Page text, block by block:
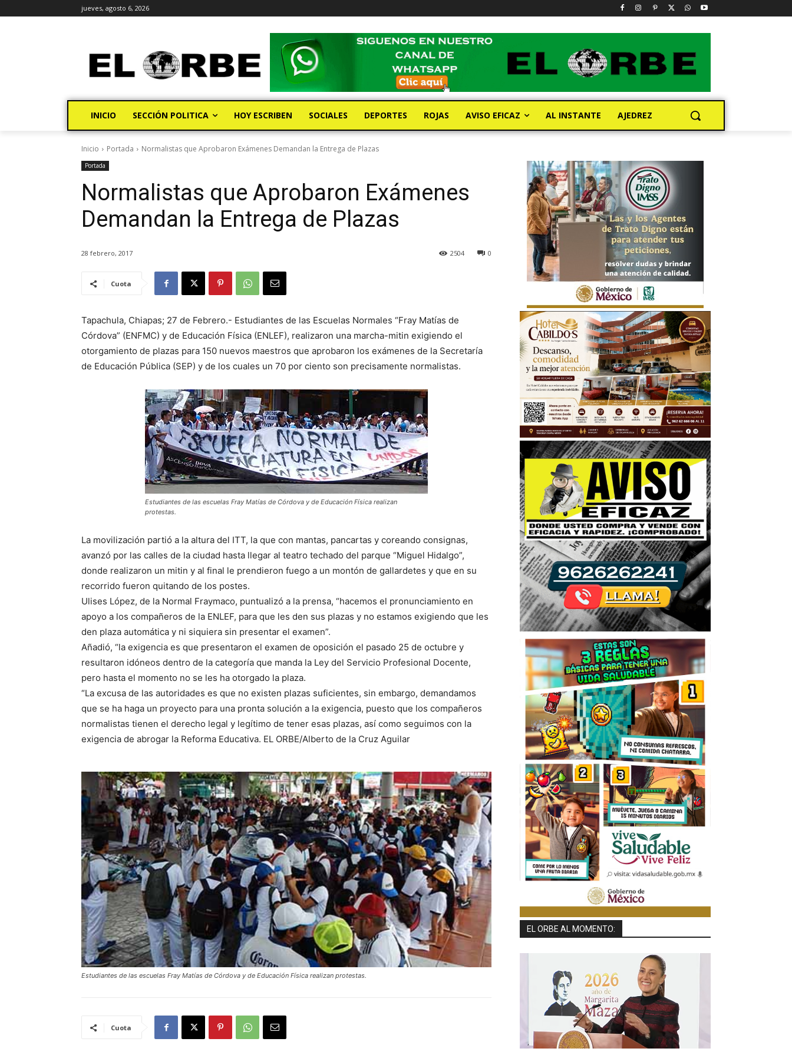
jueves, agosto 6, 2026
INICIO SECCIÓN POLITICA HOY ESCRIBEN SOCIALES DEPORTES ROJAS AVISO EFICAZ AL INSTANTE AJEDREZ
Inicio Portada Normalistas que Aprobaron Exámenes Demandan la Entrega de Plazas
Portada
Normalistas que Aprobaron Exámenes
Demandan la Entrega de Plazas
28 febrero, 2017 0
2504
Cuota
Tapachula, Chiapas; 27 de Febrero.- Estudiantes de las Escuelas Normales “Fray Matías de
Córdova” (ENFMC) y de Educación Física (ENLEF), realizaron una marcha-mitin exigiendo el
otorgamiento de plazas para 150 nuevos maestros que aprobaron los exámenes de la Secretaría
de Educación Pública (SEP) y de los cuales un 70 por ciento son precisamente normalistas.
Estudiantes de las escuelas Fray Matías de Córdova y de Educación Física realizan
protestas.
La movilización partió a la altura del ITT, la que con mantas, pancartas y coreando consignas,
avanzó por las calles de la ciudad hasta llegar al teatro techado del parque “Miguel Hidalgo”,
donde realizaron un mitin y al final le prendieron fuego a un montón de gallardetes y que en su
recorrido fueron quitando de los postes.
Ulises López, de la Normal Fraymaco, puntualizó a la prensa, “hacemos el pronunciamiento en
apoyo a los compañeros de la ENLEF, para que les den sus plazas y no estamos exigiendo que les
den plaza automática y ni siquiera sin presentar el examen”.
Añadió, “la exigencia es que presentaron el examen de oposición el pasado 25 de octubre y
resultaron idóneos dentro de la categoría que manda la Ley del Servicio Profesional Docente,
pero hasta el momento no se les ha otorgado la plaza.
“La excusa de las autoridades es que no existen plazas suficientes, sin embargo, demandamos
que se ha haga un proyecto para una pronta solución a la exigencia, puesto que los compañeros
normalistas tienen el derecho legal y legítimo de tener esas plazas, así como seguimos con la
exigencia de abrogar la Reforma Educativa. EL ORBE/Alberto de la Cruz Aguilar
Estudiantes de las escuelas Fray Matías de Córdova y de Educación Física realizan protestas.
Cuota
EL ORBE AL MOMENTO: